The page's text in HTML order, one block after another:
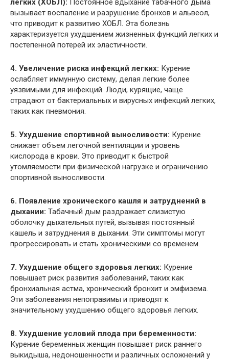
легких (ХОБЛ): Постоянное вдыхание табачного дыма
вызывает воспаление и разрушение бронхов и альвеол,
что приводит к развитию ХОБЛ. Эта болезнь
характеризуется ухудшением жизненных функций легких и
постепенной потерей их эластичности.
4. Увеличение риска инфекций легких: Курение
ослабляет иммунную систему, делая легкие более
уязвимыми для инфекций. Люди, курящие, чаще
страдают от бактериальных и вирусных инфекций легких,
таких как пневмония.
5. Ухудшение спортивной выносливости: Курение
снижает объем легочной вентиляции и уровень
кислорода в крови. Это приводит к быстрой
утомляемости при физической нагрузке и ограничению
спортивной выносливости.
6. Появление хронического кашля и затруднений в
дыхании: Табачный дым раздражает слизистую
оболочку дыхательных путей, вызывая постоянный
кашель и затруднения в дыхании. Эти симптомы могут
прогрессировать и стать хроническими со временем.
7. Ухудшение общего здоровья легких: Курение
повышает риск развития заболеваний, таких как
бронхиальная астма, хронический бронхит и эмфизема.
Эти заболевания непоправимы и приводят к
значительному ухудшению общего здоровья легких.
8. Ухудшение условий плода при беременности:
Курение беременных женщин повышает риск раннего
выкидыша, недоношенности и различных осложнений у